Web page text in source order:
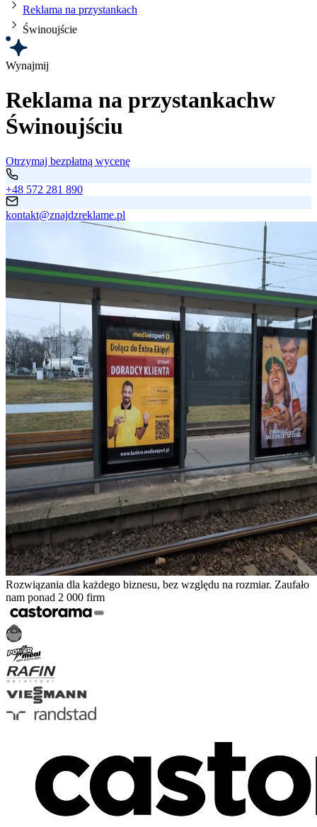
Reklama na przystankach
Świnoujście
Wynajmij
Reklama na przystankachw
Świnoujściu
Otrzymaj bezpłatną wycenę
+48 572 281 890
kontakt@znajdzreklame.pl
Rozwiązania dla każdego biznesu, bez względu na rozmiar. Zaufało
nam ponad 2 000 firm